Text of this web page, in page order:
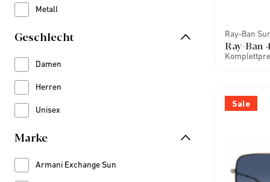
Metall
Refine by Material: Metall
Geschlecht
Damen
Refine by Geschlecht: Damen
Herren
Refine by Geschlecht: Herren
Unisex
Refine by Geschlecht: Unisex
Marke
Armani Exchange Sun
Refine by Marke: Armani Exchange Sun
Ray-Ban
Ray-Ban
Sale